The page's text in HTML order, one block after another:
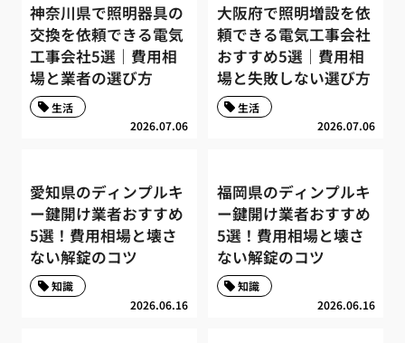
神奈川県で照明器具の
交換を依頼できる電気
工事会社5選｜費用相
場と業者の選び方
2026.07.06
生活
大阪府で照明増設を依
頼できる電気工事会社
おすすめ5選｜費用相
場と失敗しない選び方
2026.07.06
生活
愛知県のディンプルキ
ー鍵開け業者おすすめ
5選！費用相場と壊さ
ない解錠のコツ
2026.06.16
知識
福岡県のディンプルキ
ー鍵開け業者おすすめ
5選！費用相場と壊さ
ない解錠のコツ
2026.06.16
知識